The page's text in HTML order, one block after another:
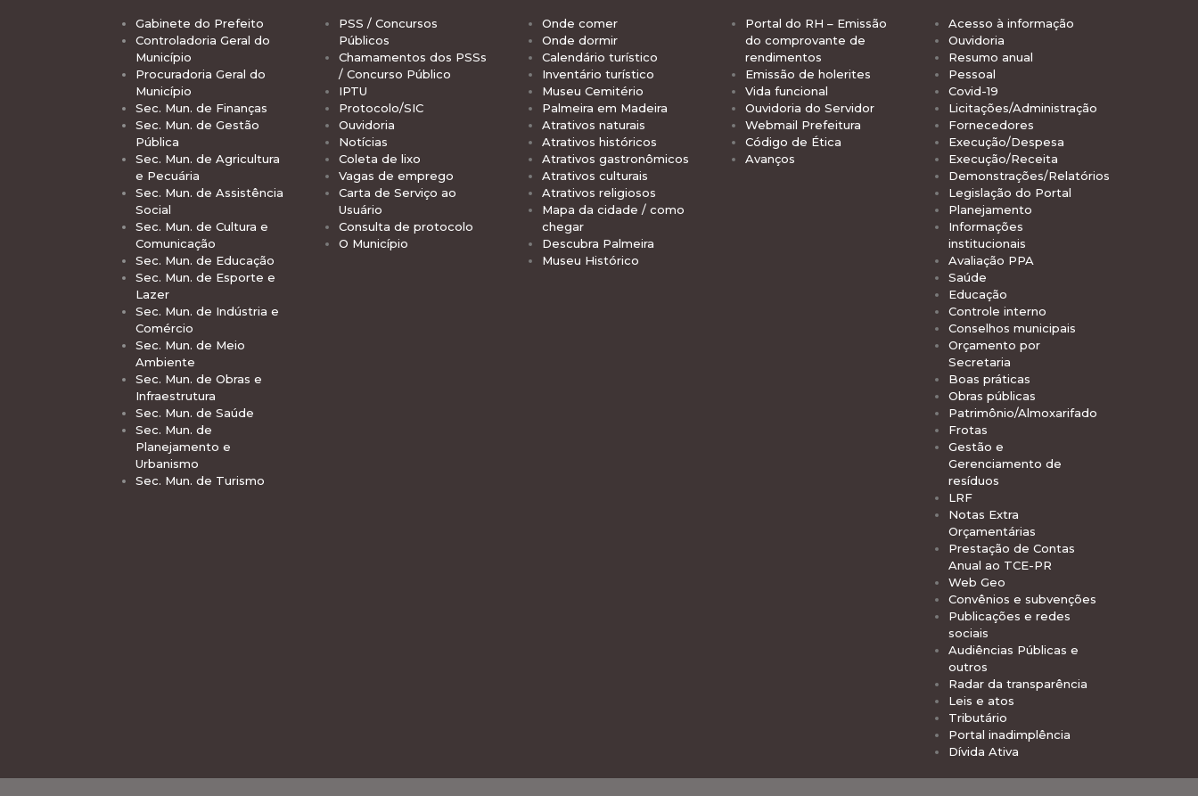
Gabinete do Prefeito
Controladoria Geral do
Município
Procuradoria Geral do
Município
Sec. Mun. de Finanças
Sec. Mun. de Gestão
Pública
Sec. Mun. de Agricultura
e Pecuária
Sec. Mun. de Assistência
Social
Sec. Mun. de Cultura e
Comunicação
Sec. Mun. de Educação
Sec. Mun. de Esporte e
Lazer
Sec. Mun. de Indústria e
Comércio
Sec. Mun. de Meio
Ambiente
Sec. Mun. de Obras e
Infraestrutura
Sec. Mun. de Saúde
Sec. Mun. de
Planejamento e
Urbanismo
Sec. Mun. de Turismo
PSS / Concursos
Públicos
Chamamentos dos PSSs
/ Concurso Público
IPTU
Protocolo/SIC
Ouvidoria
Notícias
Coleta de lixo
Vagas de emprego
Carta de Serviço ao
Usuário
Consulta de protocolo
O Município
Onde comer
Onde dormir
Calendário turístico
Inventário turístico
Museu Cemitério
Palmeira em Madeira
Atrativos naturais
Atrativos históricos
Atrativos gastronômicos
Atrativos culturais
Atrativos religiosos
Mapa da cidade / como
chegar
Descubra Palmeira
Museu Histórico
Portal do RH – Emissão
do comprovante de
rendimentos
Emissão de holerites
Vida funcional
Ouvidoria do Servidor
Webmail Prefeitura
Código de Ética
Avanços
Acesso à informação
Ouvidoria
Resumo anual
Pessoal
Covid-19
Licitações/Administração
Fornecedores
Execução/Despesa
Execução/Receita
Demonstrações/Relatórios
Legislação do Portal
Planejamento
Informações
institucionais
Avaliação PPA
Saúde
Educação
Controle interno
Conselhos municipais
Orçamento por
Secretaria
Boas práticas
Obras públicas
Patrimônio/Almoxarifado
Frotas
Gestão e
Gerenciamento de
resíduos
LRF
Notas Extra
Orçamentárias
Prestação de Contas
Anual ao TCE-PR
Web Geo
Convênios e subvenções
Publicações e redes
sociais
Audiências Públicas e
outros
Radar da transparência
Leis e atos
Tributário
Portal inadimplência
Dívida Ativa